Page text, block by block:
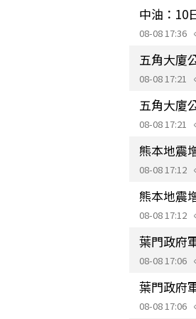
中油：10
08-08 17:36
五角大廈
08-08 17:21
五角大廈
08-08 17:21
熊本地震
08-08 17:12
熊本地震
08-08 17:12
葉門政府
08-08 17:06
葉門政府
08-08 17:06